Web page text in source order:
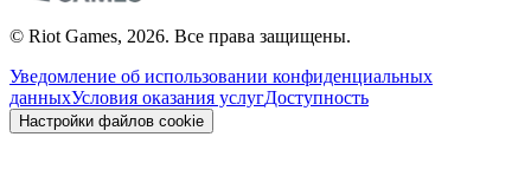
© Riot Games, 2026. Все права защищены.
Уведомление об использовании конфиденциальных
данныхУсловия оказания услугДоступность
Настройки файлов cookie